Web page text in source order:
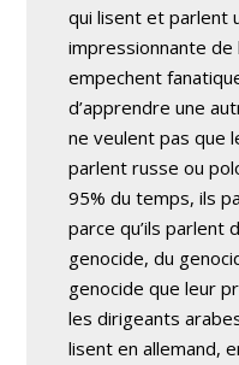
qui lisent et parlent
impressionnante
empechent
d’apprendre une
ne veulent pas que
parlent russe ou
95% du temps, ils
parce qu’ils parlent
genocide, du
genocide que leur
les dirigeants
lisent en allemand,